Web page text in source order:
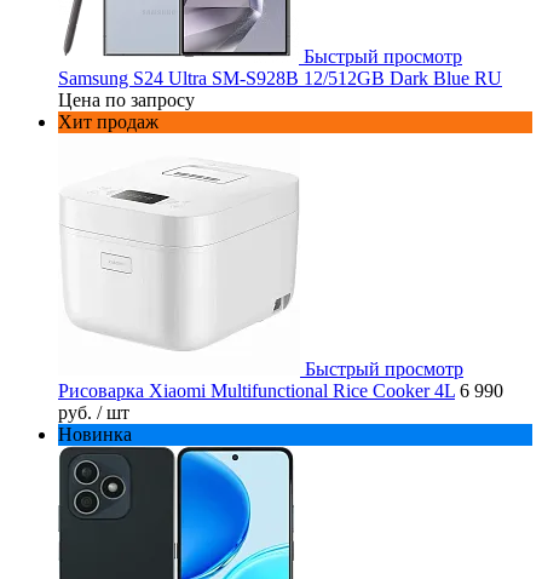
Быстрый просмотр
Samsung S24 Ultra SM-S928B 12/512GB Dark Blue RU
Цена по запросу
Хит продаж
Быстрый просмотр
Рисоварка Xiaomi Multifunctional Rice Cooker 4L 6 990
руб. / шт
Новинка